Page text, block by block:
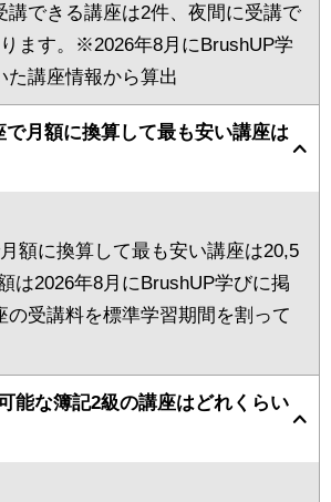
講できる講座は2件、夜間に受講で
ます。※2026年8月にBrushUP学
た講座情報から算出
で月額に換算して最も安い講座は
額に換算して最も安い講座は20,5
は2026年8月にBrushUP学びに掲
の受講料を標準学習期間を割って
能な簿記2級の講座はどれくらい